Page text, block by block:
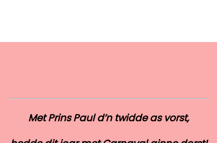
Met Prins Paul d’n twidde as vorst,